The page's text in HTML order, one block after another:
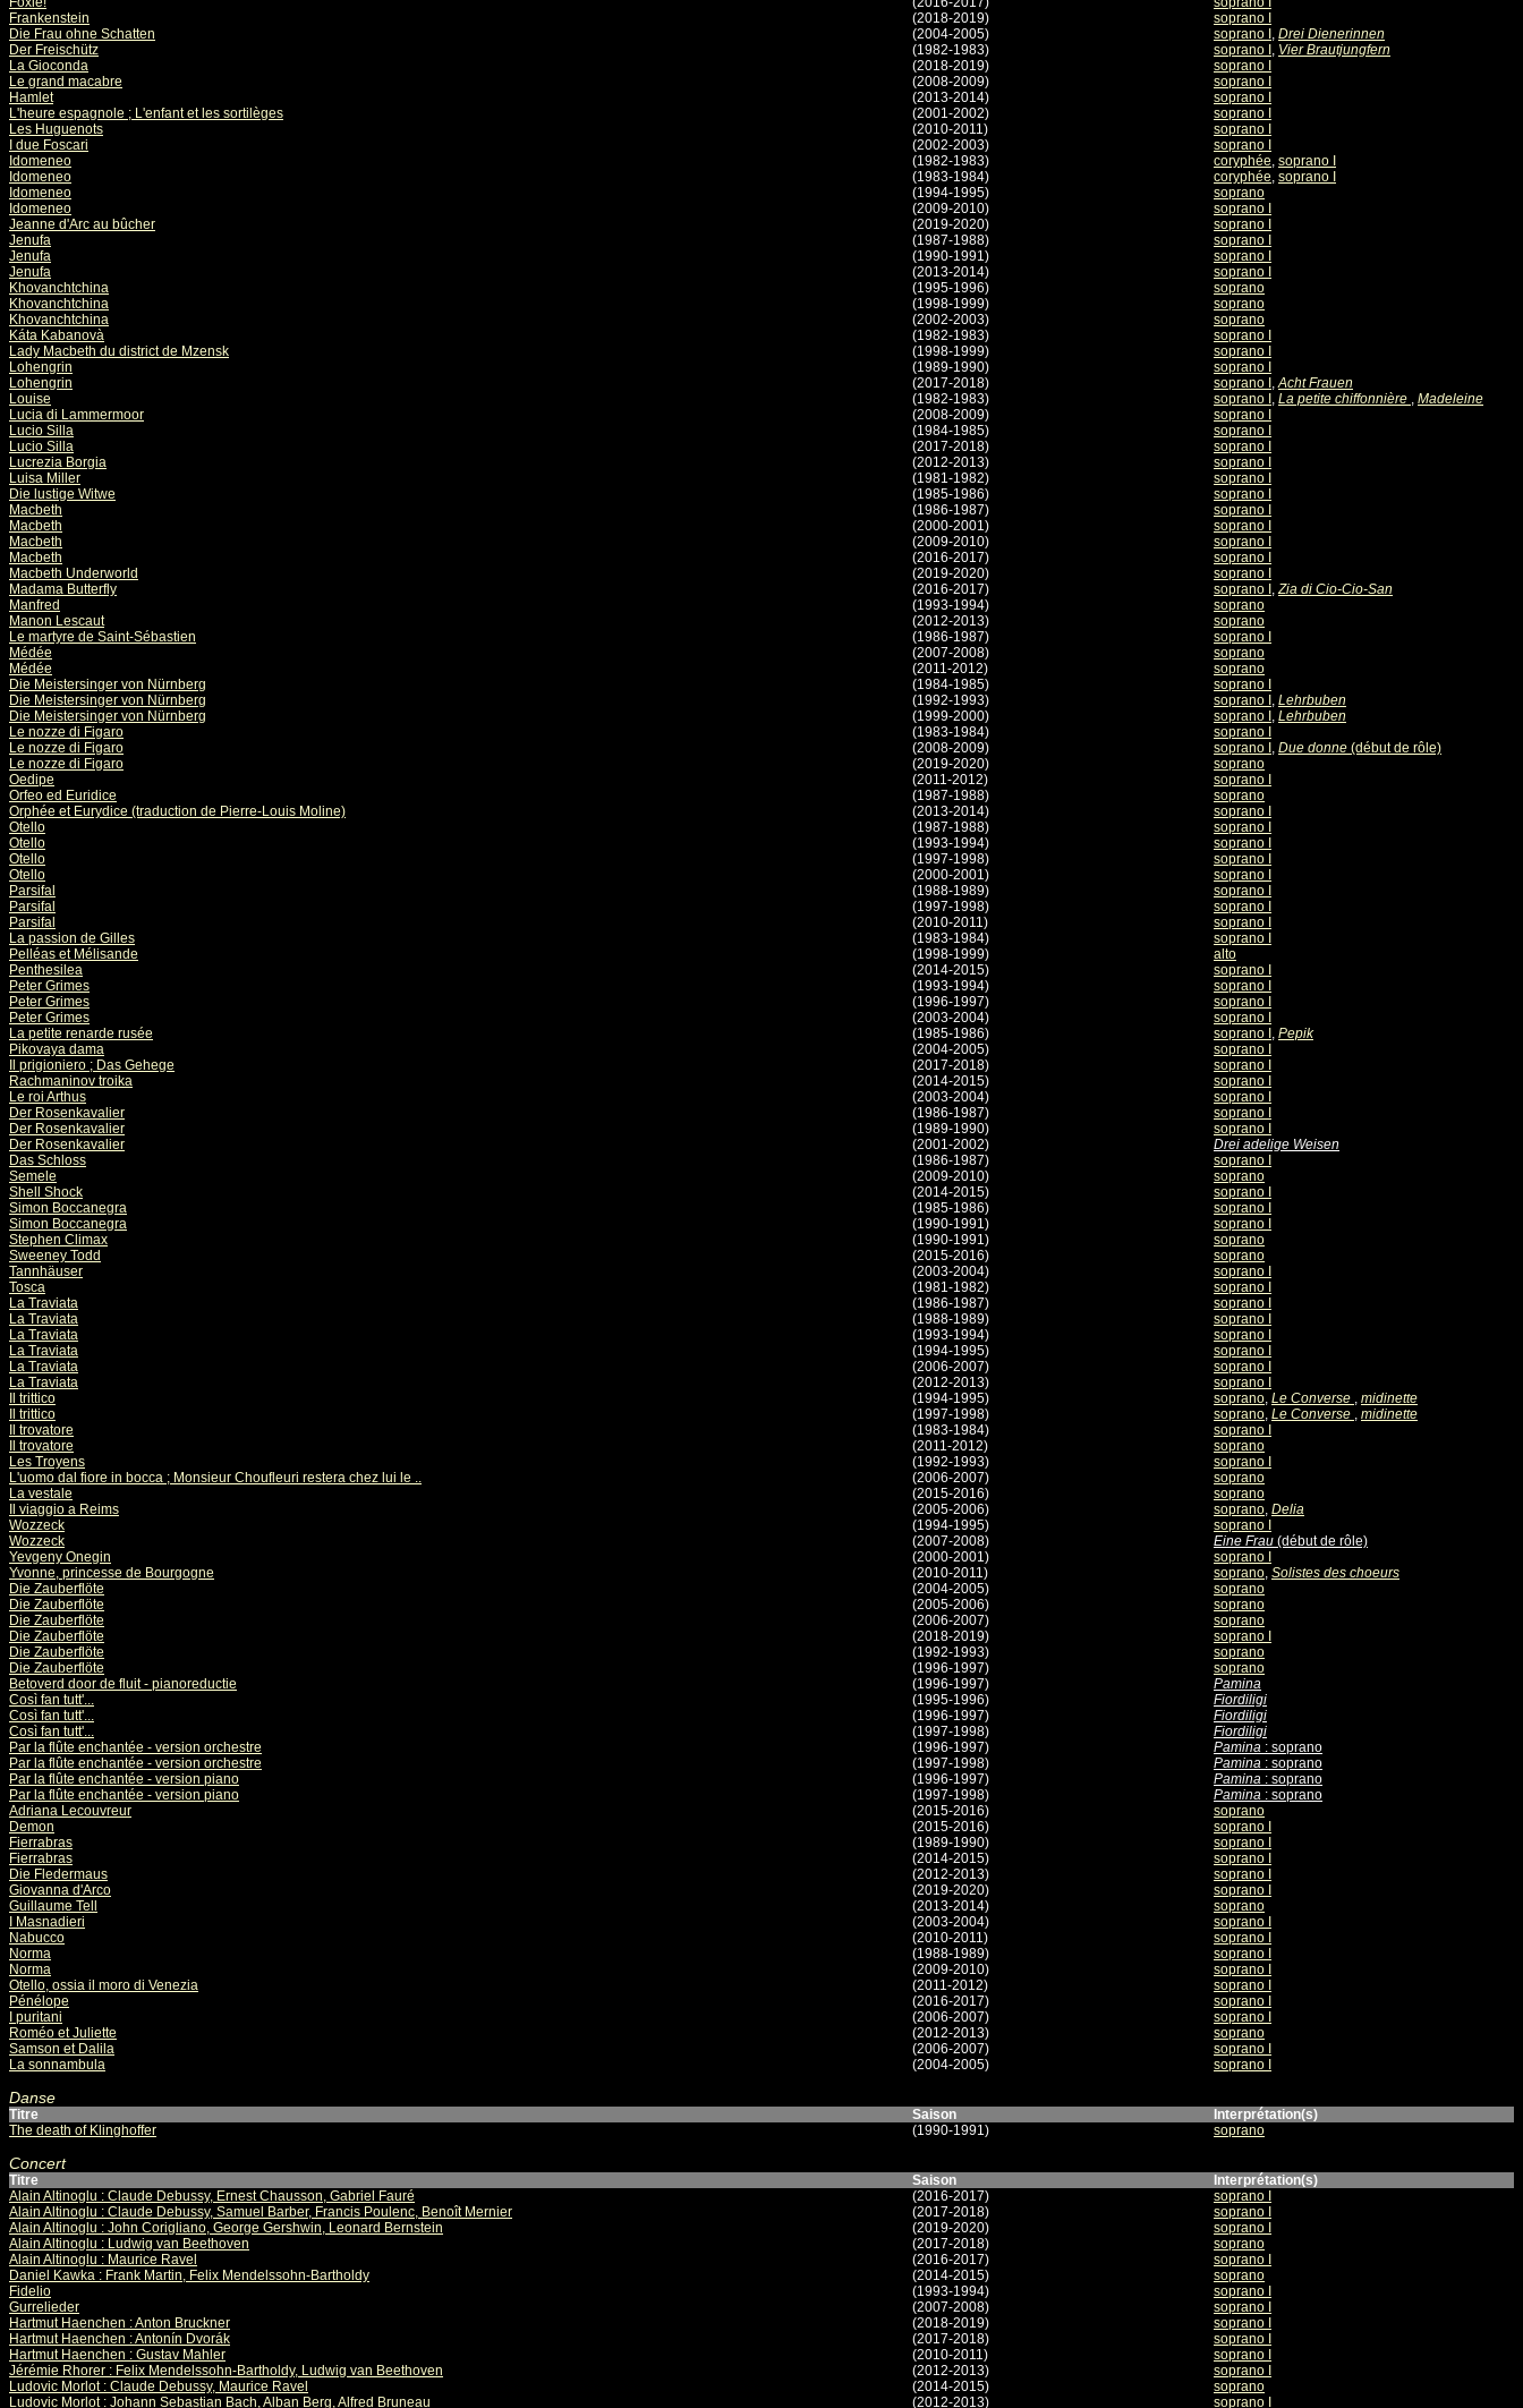
Frankenstein
(2018-2019)
soprano I
Die Frau ohne Schatten
(2004-2005) soprano I , Drei Dienerinnen
Der Freischütz
(1982-1983) soprano I , Vier Brautjungfern
La Gioconda
(2018-2019)
soprano I
Le grand macabre
(2008-2009)
soprano I
Hamlet
(2013-2014)
soprano I
L'heure espagnole ; L'enfant et les sortilèges
(2001-2002)
soprano I
Les Huguenots
(2010-2011)
soprano I
I due Foscari
(2002-2003)
soprano I
Idomeneo
(1982-1983) coryphée, soprano I
Idomeneo
(1983-1984) coryphée, soprano I
Idomeneo
(1994-1995)
soprano
Idomeneo
(2009-2010)
soprano I
Jeanne d'Arc au bûcher
(2019-2020)
soprano I
Jenufa
(1987-1988)
soprano I
Jenufa
(1990-1991)
soprano I
Jenufa
(2013-2014)
soprano I
Khovanchtchina
(1995-1996)
soprano
Khovanchtchina
(1998-1999)
soprano
Khovanchtchina
(2002-2003)
soprano
Káta Kabanovà
(1982-1983)
soprano I
Lady Macbeth du district de Mzensk
(1998-1999)
soprano I
Lohengrin
(1989-1990)
soprano I
Lohengrin
(2017-2018) soprano I ,Acht Frauen
Louise
(1982-1983) soprano I , La petite chiffonnière , Madeleine
Lucia di Lammermoor
(2008-2009)
soprano I
Lucio Silla
(1984-1985)
soprano I
Lucio Silla
(2017-2018)
soprano I
Lucrezia Borgia
(2012-2013)
soprano I
Luisa Miller
(1981-1982)
soprano I
Die lustige Witwe
(1985-1986)
soprano I
Macbeth
(1986-1987)
soprano I
Macbeth
(2000-2001)
soprano I
Macbeth
(2009-2010)
soprano I
Macbeth
(2016-2017)
soprano I
Macbeth Underworld
(2019-2020)
soprano I
Madama Butterfly
(2016-2017) soprano I ,Zia di Cio-Cio-San
Manfred
(1993-1994)
soprano
Manon Lescaut
(2012-2013)
soprano
Le martyre de Saint-Sébastien
(1986-1987)
soprano I
Médée
(2007-2008)
soprano
Médée
(2011-2012)
soprano
Die Meistersinger von Nürnberg
(1984-1985)
soprano I
Die Meistersinger von Nürnberg
(1992-1993) soprano I , Lehrbuben
Die Meistersinger von Nürnberg
(1999-2000) soprano I , Lehrbuben
Le nozze di Figaro
(1983-1984)
soprano I
Le nozze di Figaro
(2008-2009) soprano I , Due donne (début de rôle)
Le nozze di Figaro
(2019-2020)
soprano
Oedipe
(2011-2012)
soprano I
Orfeo ed Euridice
(1987-1988)
soprano
Orphée et Eurydice (traduction de Pierre-Louis Moline)
(2013-2014)
soprano I
Otello
(1987-1988)
soprano I
Otello
(1993-1994)
soprano I
Otello
(1997-1998)
soprano I
Otello
(2000-2001)
soprano I
Parsifal
(1988-1989)
soprano I
Parsifal
(1997-1998)
soprano I
Parsifal
(2010-2011)
soprano I
La passion de Gilles
(1983-1984)
soprano I
Pelléas et Mélisande
(1998-1999)
alto
Penthesilea
(2014-2015)
soprano I
Peter Grimes
(1993-1994)
soprano I
Peter Grimes
(1996-1997)
soprano I
Peter Grimes
(2003-2004)
soprano I
La petite renarde rusée
(1985-1986) soprano I , Pepik
Pikovaya dama
(2004-2005)
soprano I
Il prigioniero ; Das Gehege
(2017-2018)
soprano I
Rachmaninov troika
(2014-2015)
soprano I
Le roi Arthus
(2003-2004)
soprano I
Der Rosenkavalier
(1986-1987)
soprano I
Der Rosenkavalier
(1989-1990)
soprano I
Der Rosenkavalier
(2001-2002)
Drei adelige Weisen
Das Schloss
(1986-1987)
soprano I
Semele
(2009-2010)
soprano
Shell Shock
(2014-2015)
soprano I
Simon Boccanegra
(1985-1986)
soprano I
Simon Boccanegra
(1990-1991)
soprano I
Stephen Climax
(1990-1991)
soprano
Sweeney Todd
(2015-2016)
soprano
Tannhäuser
(2003-2004)
soprano I
Tosca
(1981-1982)
soprano I
La Traviata
(1986-1987)
soprano I
La Traviata
(1988-1989)
soprano I
La Traviata
(1993-1994)
soprano I
La Traviata
(1994-1995)
soprano I
La Traviata
(2006-2007)
soprano I
La Traviata
(2012-2013)
soprano I
Il trittico
(1994-1995) soprano, Le Converse , midinette
Il trittico
(1997-1998) soprano, Le Converse , midinette
Il trovatore
(1983-1984)
soprano I
Il trovatore
(2011-2012)
soprano
Les Troyens
(1992-1993)
soprano I
L'uomo dal fiore in bocca ; Monsieur Choufleuri restera chez lui le ..
(2006-2007)
soprano
La vestale
(2015-2016)
soprano
Il viaggio a Reims
(2005-2006) soprano, Delia
Wozzeck
(1994-1995)
soprano I
Wozzeck
(2007-2008) Eine Frau (début de rôle)
Yevgeny Onegin
(2000-2001)
soprano I
Yvonne, princesse de Bourgogne
(2010-2011) soprano, Solistes des choeurs
Die Zauberflöte
(2004-2005)
soprano
Die Zauberflöte
(2005-2006)
soprano
Die Zauberflöte
(2006-2007)
soprano
Die Zauberflöte
(2018-2019)
soprano I
Die Zauberflöte
(1992-1993)
soprano
Die Zauberflöte
(1996-1997)
soprano
Betoverd door de fluit - pianoreductie
(1996-1997)
Pamina
Così fan tutt'...
(1995-1996)
Fiordiligi
Così fan tutt'...
(1996-1997)
Fiordiligi
Così fan tutt'...
(1997-1998)
Fiordiligi
Par la flûte enchantée - version orchestre
(1996-1997) Pamina : soprano
Par la flûte enchantée - version orchestre
(1997-1998) Pamina : soprano
Par la flûte enchantée - version piano
(1996-1997) Pamina : soprano
Par la flûte enchantée - version piano
(1997-1998) Pamina : soprano
Adriana Lecouvreur
(2015-2016)
soprano
Demon
(2015-2016)
soprano I
Fierrabras
(1989-1990)
soprano I
Fierrabras
(2014-2015)
soprano I
Die Fledermaus
(2012-2013)
soprano I
Giovanna d'Arco
(2019-2020)
soprano I
Guillaume Tell
(2013-2014)
soprano
I Masnadieri
(2003-2004)
soprano I
Nabucco
(2010-2011)
soprano I
Norma
(1988-1989)
soprano I
Norma
(2009-2010)
soprano I
Otello, ossia il moro di Venezia
(2011-2012)
soprano I
Pénélope
(2016-2017)
soprano I
I puritani
(2006-2007)
soprano I
Roméo et Juliette
(2012-2013)
soprano
Samson et Dalila
(2006-2007)
soprano I
La sonnambula
(2004-2005) soprano I
Danse
Titre Saison
Interprétation(s)
The death of Klinghoffer
(1990-1991) soprano
Concert
Titre Saison
Interprétation(s)
Alain Altinoglu : Claude Debussy, Ernest Chausson, Gabriel Fauré
(2016-2017)
soprano I
Alain Altinoglu : Claude Debussy, Samuel Barber, Francis Poulenc, Benoît Mernier
(2017-2018)
soprano I
Alain Altinoglu : John Corigliano, George Gershwin, Leonard Bernstein
(2019-2020)
soprano I
Alain Altinoglu : Ludwig van Beethoven
(2017-2018)
soprano
Alain Altinoglu : Maurice Ravel
(2016-2017)
soprano I
Daniel Kawka : Frank Martin, Felix Mendelssohn-Bartholdy
(2014-2015)
soprano
Fidelio
(1993-1994)
soprano I
Gurrelieder
(2007-2008)
soprano I
Hartmut Haenchen : Anton Bruckner
(2018-2019)
soprano I
Hartmut Haenchen : Antonín Dvorák
(2017-2018)
soprano I
Hartmut Haenchen : Gustav Mahler
(2010-2011)
soprano I
Jérémie Rhorer : Felix Mendelssohn-Bartholdy, Ludwig van Beethoven
(2012-2013)
soprano I
Ludovic Morlot : Claude Debussy, Maurice Ravel
(2014-2015)
soprano
Ludovic Morlot : Johann Sebastian Bach, Alban Berg, Alfred Bruneau
(2012-2013) soprano I